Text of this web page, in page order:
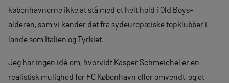
københavnerne ikke at stå med et helt hold i Old Boys-
alderen, som vi kender det fra sydeuropæiske topklubber i
lande som Italien og Tyrkiet.
Jeg har ingen idé om, hvorvidt Kasper Schmeichel er en
realistisk mulighed for FC København eller omvendt, og et